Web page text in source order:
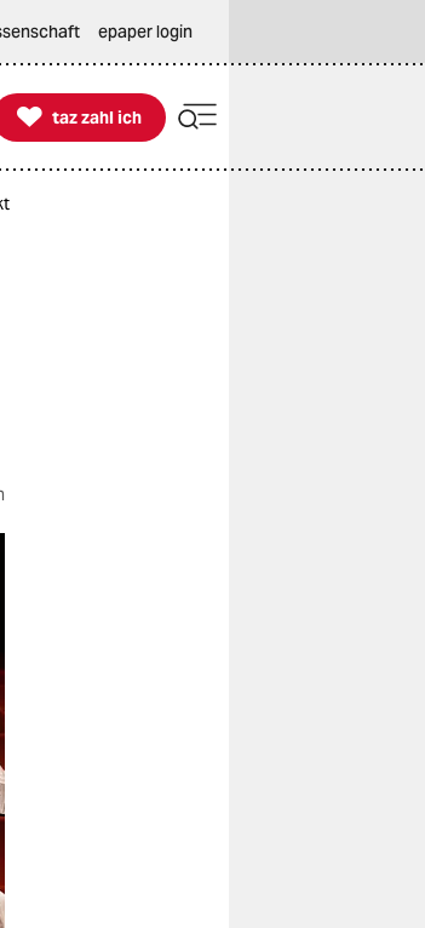
epaper login

taz zahl ich
taz zahl ich